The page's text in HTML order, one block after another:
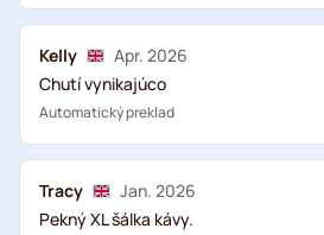
Kelly
Apr. 2026
Chutí vynikajúco
Automatický preklad
Tracy
Jan. 2026
Pekný XL šálka kávy.